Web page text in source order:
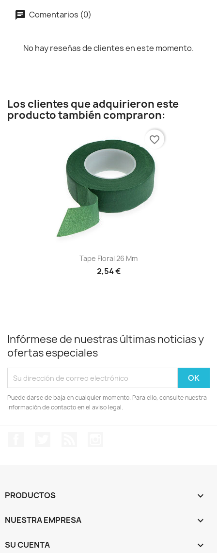
Comentarios (0)
No hay reseñas de clientes en este momento.
Los clientes que adquirieron este
producto también compraron:
Tape Floral 26 Mm
2,54 €
favorite_border
Infórmese de nuestras últimas noticias y
ofertas especiales
Puede darse de baja en cualquier momento. Para ello, consulte nuestra
información de contacto en el aviso legal.
PRODUCTOS 
NUESTRA EMPRESA 
SU CUENTA 